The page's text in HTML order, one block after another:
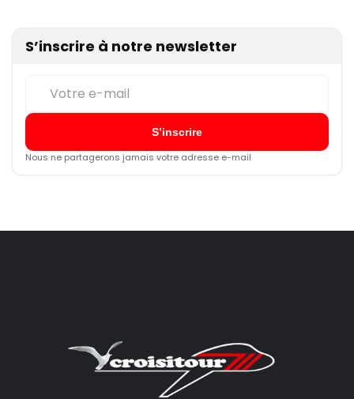
S’inscrire à notre newsletter
Nous ne partagerons jamais votre adresse e-mail